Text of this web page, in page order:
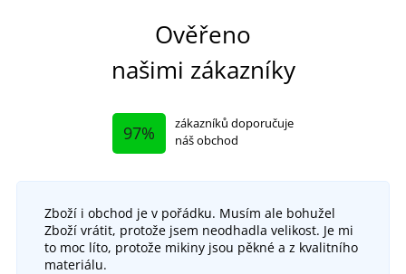
Textilní opasek CXS NAVAH
Ověřeno
našimi zákazníky
97%
zákazníků doporučuje
náš obchod
Zboží i obchod je v pořádku. Musím ale bohužel
Zboží vrátit, protože jsem neodhadla velikost. Je mi
to moc líto, protože mikiny jsou pěkné a z kvalitního
materiálu.